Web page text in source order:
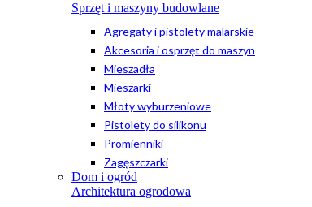
Sprzęt i maszyny budowlane
Agregaty i pistolety malarskie
Akcesoria i osprzęt do maszyn
Mieszadła
Mieszarki
Młoty wyburzeniowe
Pistolety do silikonu
Promienniki
Zagęszczarki
Dom i ogród
Architektura ogrodowa